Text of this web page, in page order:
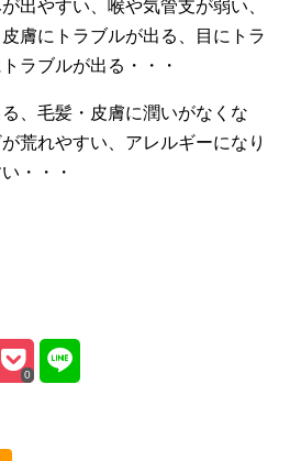
出やすい、喉や気管支が弱い、
膚にトラブルが出る、目にトラ
ラブルが出る・・・
、毛髪・皮膚に潤いがなくな
荒れやすい、アレルギーになり
・・・
0